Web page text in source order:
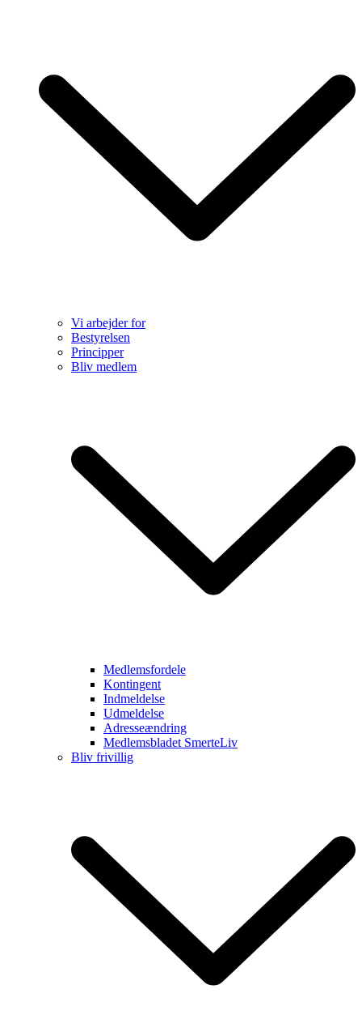
Vi arbejder for
Bestyrelsen
Principper
Bliv medlem
Medlemsfordele
Kontingent
Indmeldelse
Udmeldelse
Adresseændring
Medlemsbladet SmerteLiv
Bliv frivillig